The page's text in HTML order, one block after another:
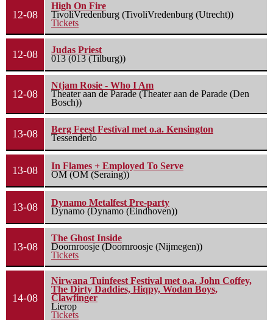
12-08
High On Fire
TivoliVredenburg (TivoliVredenburg (Utrecht))
Tickets
12-08
Judas Priest
013 (013 (Tilburg))
12-08
Ntjam Rosie - Who I Am
Theater aan de Parade (Theater aan de Parade (Den
Bosch))
13-08
Berg Feest Festival met o.a. Kensington
Tessenderlo
13-08
In Flames + Employed To Serve
OM (OM (Seraing))
13-08
Dynamo Metalfest Pre-party
Dynamo (Dynamo (Eindhoven))
13-08
The Ghost Inside
Doornroosje (Doornroosje (Nijmegen))
Tickets
14-08
Nirwana Tuinfeest Festival met o.a. John Coffey,
The Dirty Daddies, Hiqpy, Wodan Boys,
Clawfinger
Lierop
Tickets